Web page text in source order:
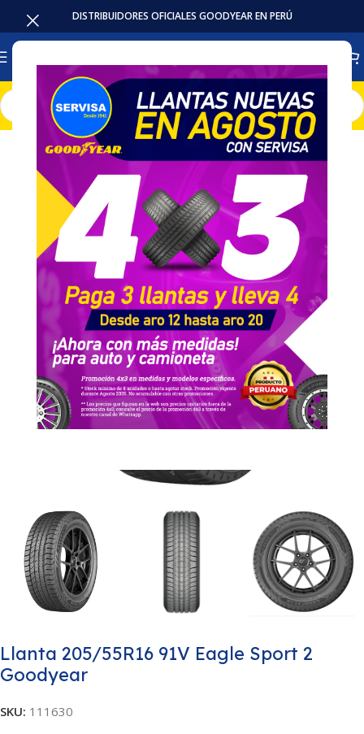
DISTRIBUIDORES OFICIALES GOODYEAR EN PERÚ
Inicio Llantas Auto
Llanta 205/55R16 91V Eagle Sport 2
Goodyear
SKU: 111630